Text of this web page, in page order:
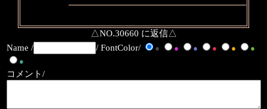
△NO.30660 に返信△
Name /
/ FontColor/ ● ● ● ● ●
●
●
コメント/